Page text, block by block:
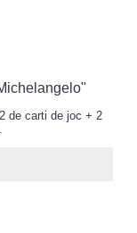
de carti de joc + 2